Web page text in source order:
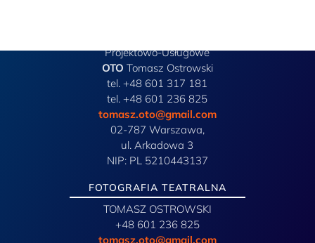
Projektowo-Usługowe
OTO Tomasz Ostrowski
tel. +48 601 317 181
tel. +48 601 236 825
tomasz.oto@gmail.com
02-787 Warszawa,
ul. Arkadowa 3
NIP: PL 5210443137
FOTOGRAFIA TEATRALNA
TOMASZ OSTROWSKI
+48 601 236 825
tomasz.oto@gmail.com